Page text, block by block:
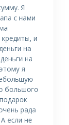
Я
с нами
и
на
на
я
большого
рада
если не